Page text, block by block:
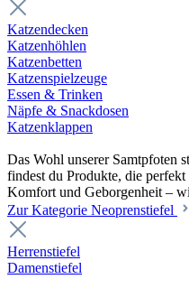
Katzendecken
Katzenhöhlen
Katzenbetten
Katzenspielzeuge
Essen & Trinken
Näpfe & Snackdosen
Katzenklappen
Das Wohl unserer Samtpfoten
findest du Produkte, die
Komfort und Geborgenheit –
Zur Kategorie Neoprenstiefel
Herrenstiefel
Damenstiefel